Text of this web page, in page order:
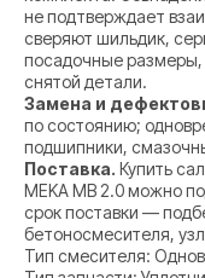
не подтверждает
сверяют шильдик,
посадочные размеры,
снятой детали.
Замена и
по состоянию;
подшипники,
Поставка. Купить
MEKA MB 2.0 можно
срок поставки —
бетоносмесителя,
Тип смесителя: